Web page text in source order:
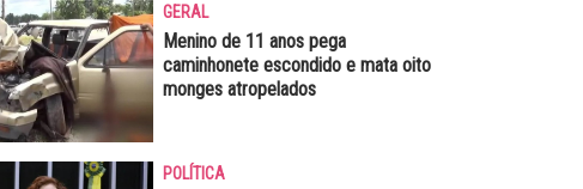
GERAL
Menino de 11 anos pega
caminhonete escondido e mata oito
monges atropelados
POLÍTICA